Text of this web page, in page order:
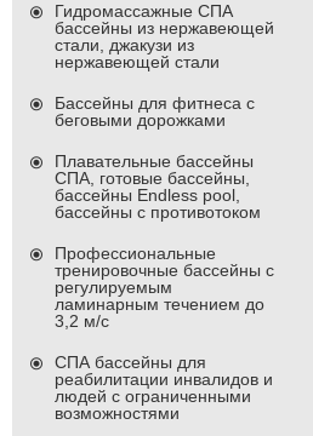
Гидромассажные СПА
бассейны из нержавеющей
стали, джакузи из
нержавеющей стали
Бассейны для фитнеса с
беговыми дорожками
Плавательные бассейны
СПА, готовые бассейны,
бассейны Endless pool,
бассейны с противотоком
Профессиональные
тренировочные бассейны с
регулируемым
ламинарным течением до
3,2 м/с
СПА бассейны для
реабилитации инвалидов и
людей с ограниченными
возможностями